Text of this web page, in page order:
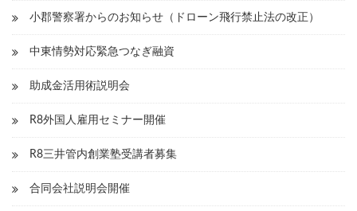
ン
小郡警察署からのお知らせ（ドローン飛行禁止法の改正）
中東情勢対応緊急つなぎ融資
助成金活用術説明会
R8外国人雇用セミナー開催
R8三井管内創業塾受講者募集
合同会社説明会開催